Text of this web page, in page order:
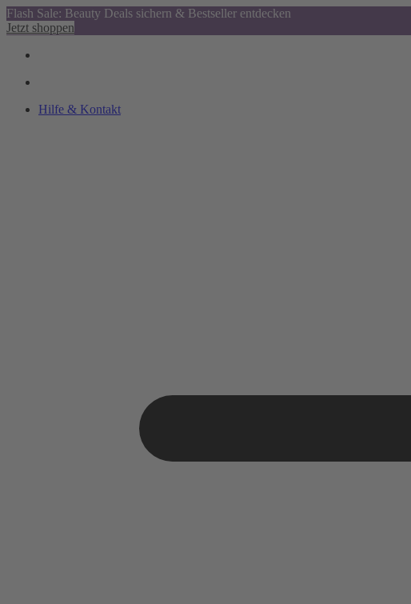
Flash Sale: Beauty Deals sichern & Bestseller entdecken
Jetzt shoppen
Hilfe & Kontakt